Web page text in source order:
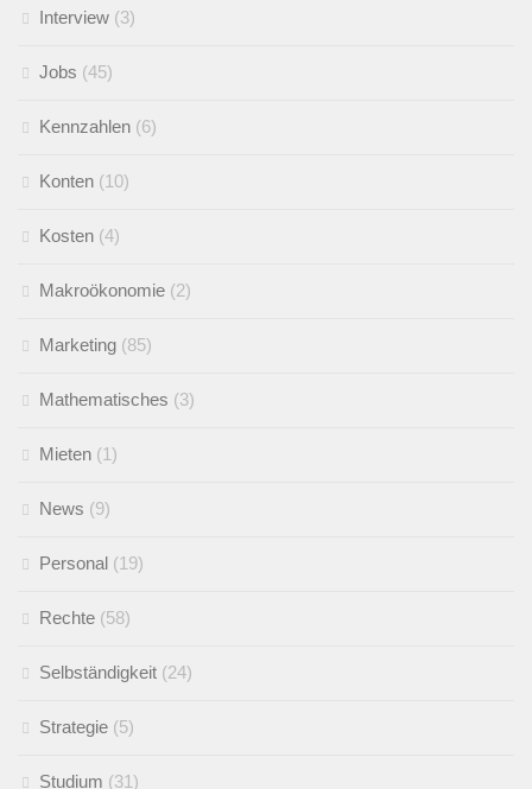
Interview (3)
Jobs (45)
Kennzahlen (6)
Konten (10)
Kosten (4)
Makroökonomie (2)
Marketing (85)
Mathematisches (3)
Mieten (1)
News (9)
Personal (19)
Rechte (58)
Selbständigkeit (24)
Strategie (5)
Studium (31)